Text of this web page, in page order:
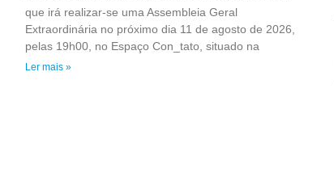
que irá realizar-se uma Assembleia Geral
Extraordinária no próximo dia 11 de agosto de 2026,
pelas 19h00, no Espaço Con_tato, situado na
Ler mais »